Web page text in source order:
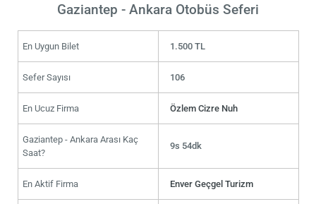
Gaziantep - Ankara Otobüs Seferi
En Uygun Bilet 1.500 TL
Sefer Sayısı 106
En Ucuz Firma Özlem Cizre Nuh
Gaziantep - Ankara Arası Kaç
Saat?
9s 54dk
En Aktif Firma Enver Geçgel Turizm